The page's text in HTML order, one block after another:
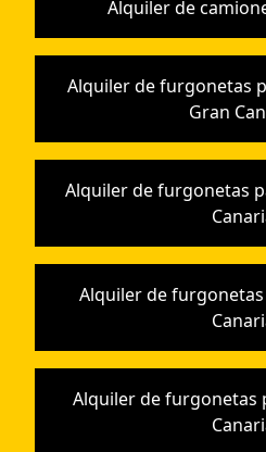
Alquiler de
Alquiler de furgonetas
Gran
Alquiler de furgonetas
Alquiler de
Alquiler de furgonetas